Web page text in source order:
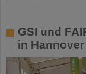
GSI und
in Hannover